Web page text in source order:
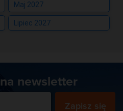
Maj 2027
Lipiec 2027
newsletter
Zapisz się